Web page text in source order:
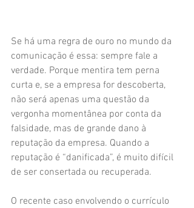
Se há uma regra de ouro no mundo da
comunicação é essa: sempre fale a
verdade. Porque mentira tem perna
curta e, se a empresa for descoberta,
não será apenas uma questão da
vergonha momentânea por conta da
falsidade, mas de grande dano à
reputação da empresa. Quando a
reputação é “danificada”, é muito difícil
de ser consertada ou recuperada.
O recente caso envolvendo o currículo